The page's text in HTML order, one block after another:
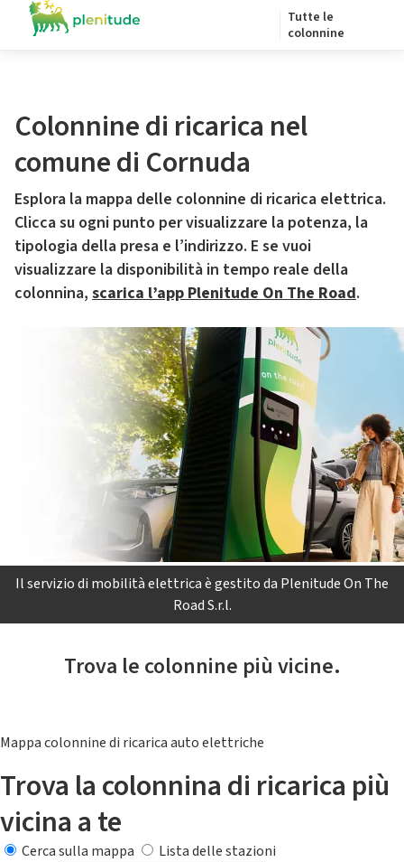
Tutte le
colonnine
Colonnine di ricarica nel
comune di Cornuda
Esplora la mappa delle colonnine di ricarica elettrica.
Clicca su ogni punto per visualizzare la potenza, la
tipologia della presa e l’indirizzo. E se vuoi
visualizzare la disponibilità in tempo reale della
colonnina, scarica l’app Plenitude On The Road.
Il servizio di mobilità elettrica è gestito da Plenitude On The
Road S.r.l.
Trova le colonnine più vicine.
Mappa colonnine di ricarica auto elettriche
Trova la colonnina di ricarica più
vicina a te
Cerca sulla mappa
Lista delle stazioni